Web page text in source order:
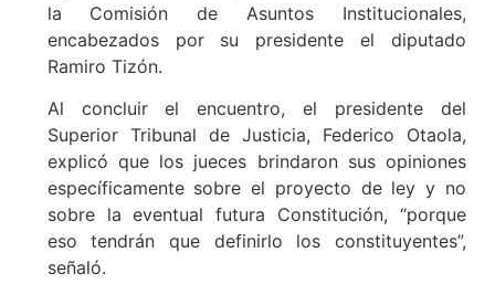
la Comisión de Asuntos Institucionales,
encabezados por su presidente el diputado
Ramiro Tizón.
Al concluir el encuentro, el presidente del
Superior Tribunal de Justicia, Federico Otaola,
explicó que los jueces brindaron sus opiniones
específicamente sobre el proyecto de ley y no
sobre la eventual futura Constitución, “porque
eso tendrán que definirlo los constituyentes”,
señaló.